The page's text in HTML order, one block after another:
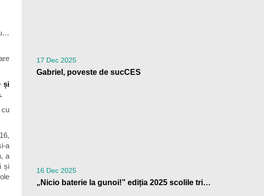
și
.
a
a
și
17 Dec 2025
Gabriel, poveste de sucCES
16 Dec 2025
„Nicio baterie la gunoi!” ediția 2025 scolile trimit la reciclare peste 4 tone de baterii uzate